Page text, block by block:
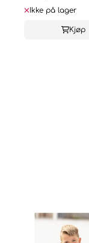
Ikke på lager
Kjøp